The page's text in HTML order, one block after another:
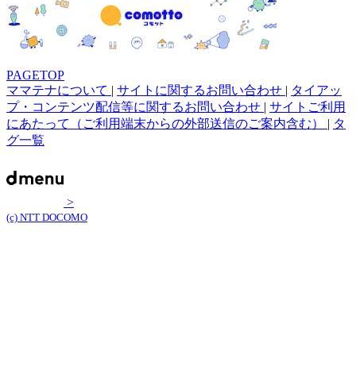
PAGETOP
ママテナについて | サイトに関するお問い合わせ | タイアッ
プ・コンテンツ配信等に関するお問い合わせ | サイトご利用
にあたって（ご利用端末からの外部送信のご案内含む） | タ
グ一覧
>
(c) NTT DOCOMO